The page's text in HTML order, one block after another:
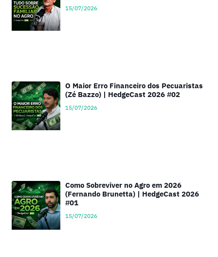
15/07/2026
O Maior Erro Financeiro dos Pecuaristas
(Zé Bazzo) | HedgeCast 2026 #02
15/07/2026
Como Sobreviver no Agro em 2026
(Fernando Brunetta) | HedgeCast 2026
#01
15/07/2026